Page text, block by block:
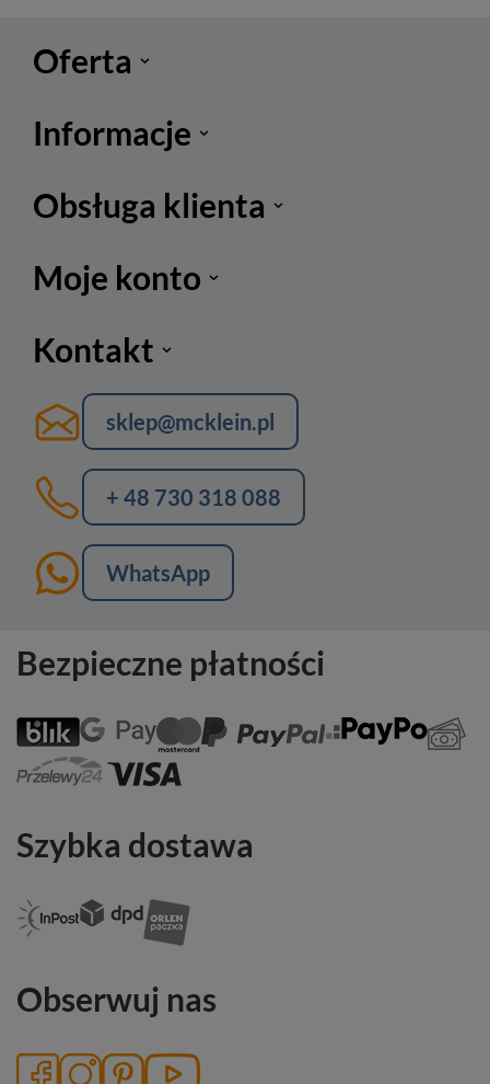
Oferta
Informacje
Obsługa klienta
Moje konto
Kontakt
sklep@mcklein.pl
+ 48 730 318 088
WhatsApp
Bezpieczne płatności
Szybka dostawa
Obserwuj nas